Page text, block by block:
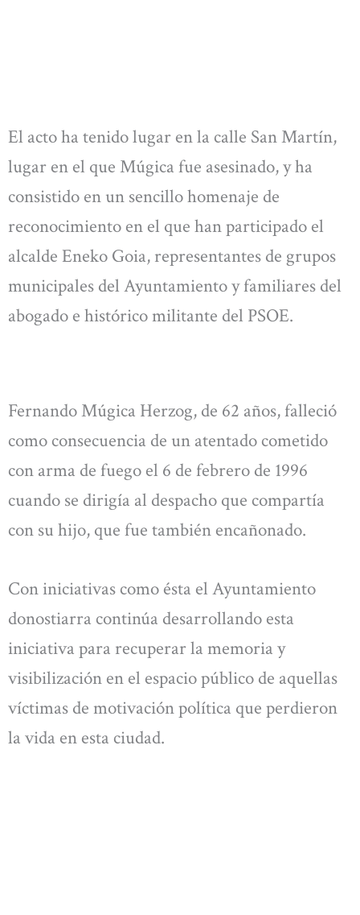
El acto ha tenido lugar en la calle San Martín,
lugar en el que Múgica fue asesinado, y ha
consistido en un sencillo homenaje de
reconocimiento en el que han participado el
alcalde Eneko Goia, representantes de grupos
municipales del Ayuntamiento y familiares del
abogado e histórico militante del PSOE.
Fernando Múgica Herzog, de 62 años, falleció
como consecuencia de un atentado cometido
con arma de fuego el 6 de febrero de 1996
cuando se dirigía al despacho que compartía
con su hijo, que fue también encañonado.
Con iniciativas como ésta el Ayuntamiento
donostiarra continúa desarrollando esta
iniciativa para recuperar la memoria y
visibilización en el espacio público de aquellas
víctimas de motivación política que perdieron
la vida en esta ciudad.